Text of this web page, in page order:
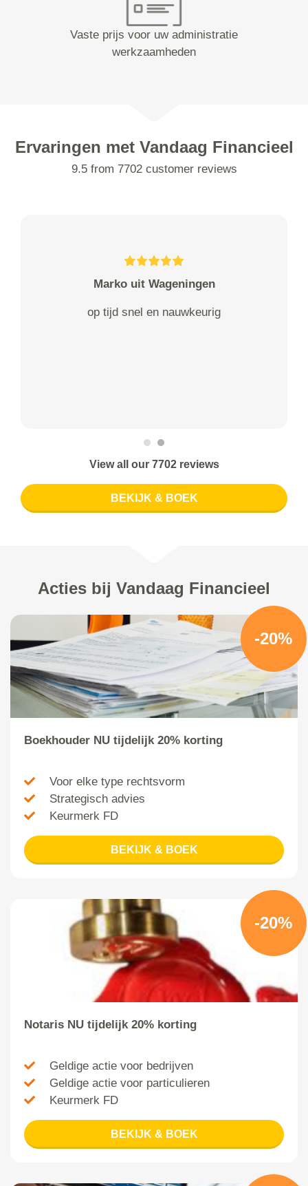
Vaste prijs voor uw administratie
werkzaamheden
Ervaringen met Vandaag Financieel
9.5 from 7702 customer reviews
Marko uit Wageningen
op tijd snel en nauwkeurig
View all our 7702 reviews
BEKIJK & BOEK
Acties bij Vandaag Financieel
-20%
Boekhouder NU tijdelijk 20% korting
Voor elke type rechtsvorm
Strategisch advies
Keurmerk FD
BEKIJK & BOEK
-20%
Notaris NU tijdelijk 20% korting
Geldige actie voor bedrijven
Geldige actie voor particulieren
Keurmerk FD
BEKIJK & BOEK